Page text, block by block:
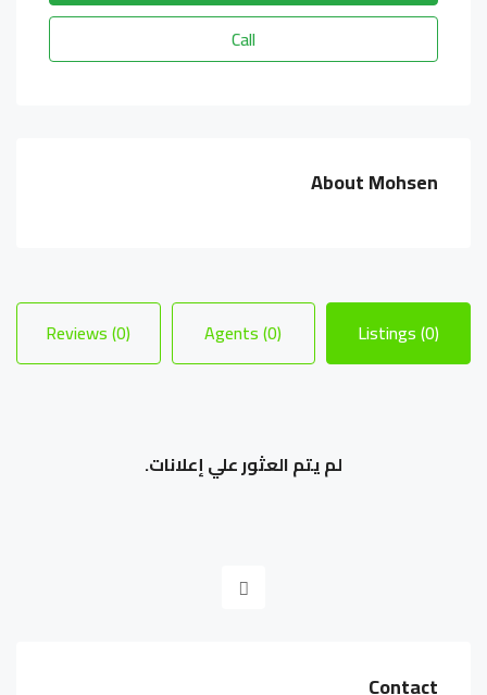
Call
About Mohsen
Listings (0)
Agents (0)
Reviews (0)
لم يتم العثور علي إعلانات.
Contact